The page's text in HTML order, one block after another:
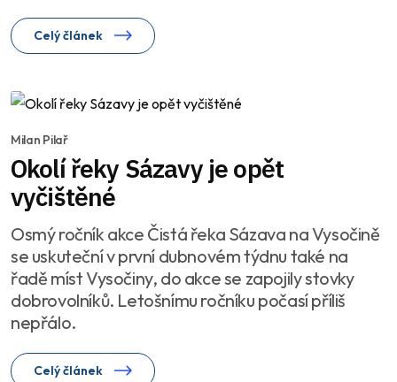
Celý článek
Milan Pilař
Okolí řeky Sázavy je opět
vyčištěné
Osmý ročník akce Čistá řeka Sázava na Vysočině
se uskuteční v první dubnovém týdnu také na
řadě míst Vysočiny, do akce se zapojily stovky
dobrovolníků. Letošnímu ročníku počasí příliš
nepřálo.
Celý článek